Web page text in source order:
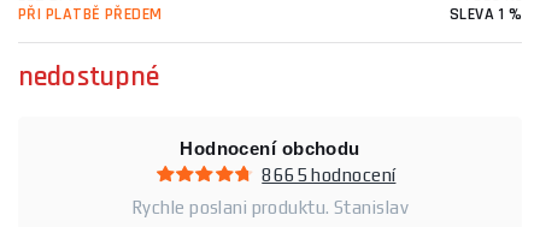
PŘI PLATBĚ PŘEDEM
SLEVA 1 %
nedostupné
Hodnocení obchodu
8665 hodnocení
Rychle poslani produktu. Stanislav